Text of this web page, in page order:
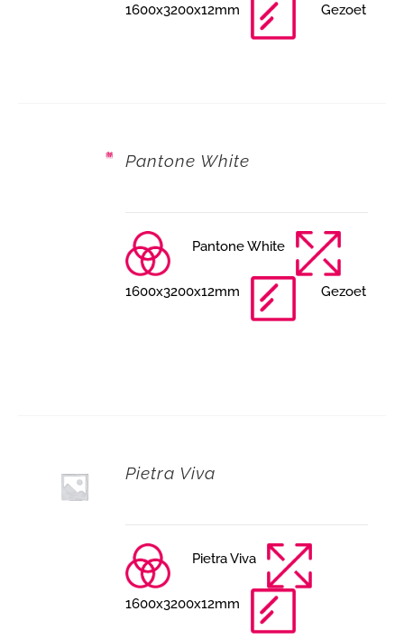
1600x3200x12mm Gezoet
Pantone White
Pantone White
1600x3200x12mm Gezoet
Pietra Viva
Pietra Viva
1600x3200x12mm